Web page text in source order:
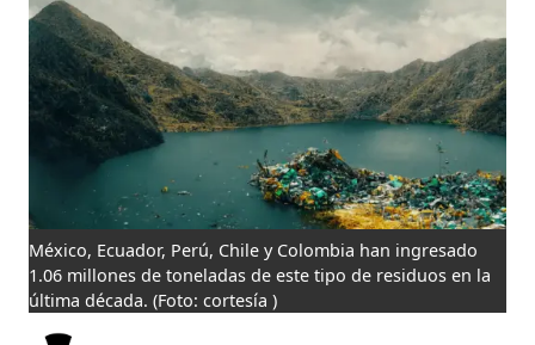
México, Ecuador, Perú, Chile y Colombia han ingresado
1.06 millones de toneladas de este tipo de residuos en la
última década. (Foto: cortesía )